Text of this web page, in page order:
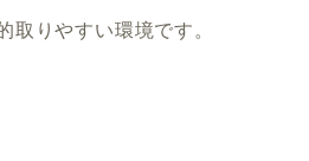
取りやすい環境です。